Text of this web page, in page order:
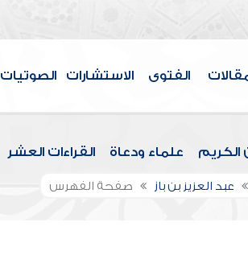
الفتوى الاستشارات الصوتيات
الكريم علماء ودعاة القراءات العشر
عبد العزيز بن باز صفحة الفهرس